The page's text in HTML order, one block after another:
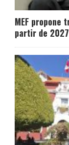
MEF propone
partir de 2027